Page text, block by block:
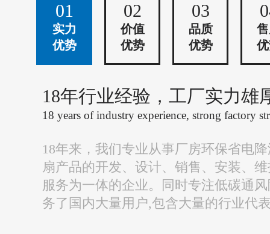
01
实力
优势
02
价值
优势
03
品质
优势
18年行业经验，工厂实力雄
18 years of industry experience, strong factory
18年来，我们专业从事厂房环保省电
扇产品的开发、设计、销售、安装、
服务为一体的企业。同时专注低碳通
务了国内大量用户,包含大量的行业代